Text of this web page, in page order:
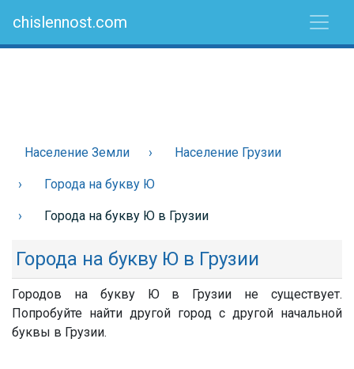
chislennost.com
Население Земли Население Грузии
Города на букву Ю
Города на букву Ю в Грузии
Города на букву Ю в Грузии
Городов на букву Ю в Грузии не существует.
Попробуйте найти другой город с другой начальной
буквы в Грузии.